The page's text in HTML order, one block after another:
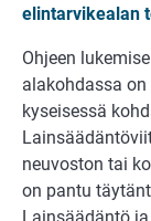
elintarvikealan
Ohjeen
alakohdassa
kyseisessä
neuvoston tai
on pantu